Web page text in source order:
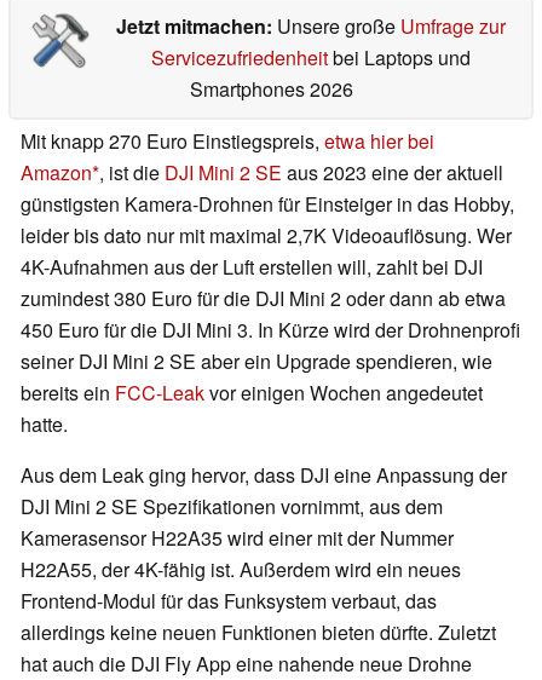
Jetzt mitmachen: Unsere große Umfrage zur
Servicezufriedenheitbei Laptops und
Smartphones 2026
Mit knapp 270 Euro Einstiegspreis, etwa hier bei
Amazon , ist die DJI Mini 2 SE aus 2023 eine der aktuell
günstigsten Kamera-Drohnen für Einsteiger in das Hobby,
leider bis dato nur mit maximal 2,7K Videoauflösung. Wer
4K-Aufnahmen aus der Luft erstellen will, zahlt bei DJI
zumindest 380 Euro für die DJI Mini 2 oder dann ab etwa
450 Euro für die DJI Mini 3. In Kürze wird der Drohnenprofi
seiner DJI Mini 2 SE aber ein Upgrade spendieren, wie
bereits ein FCC-Leakvor einigen Wochen angedeutet
hatte.
Aus dem Leak ging hervor, dass DJI eine Anpassung der
DJI Mini 2 SE Spezifikationen vornimmt, aus dem
Kamerasensor H22A35 wird einer mit der Nummer
H22A55, der 4K-fähig ist. Außerdem wird ein neues
Frontend-Modul für das Funksystem verbaut, das
allerdings keine neuen Funktionen bieten dürfte. Zuletzt
hat auch die DJI Fly App eine nahende neue Drohne